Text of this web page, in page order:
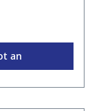
an